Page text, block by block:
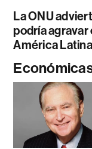
La ONU
podría agravar
América